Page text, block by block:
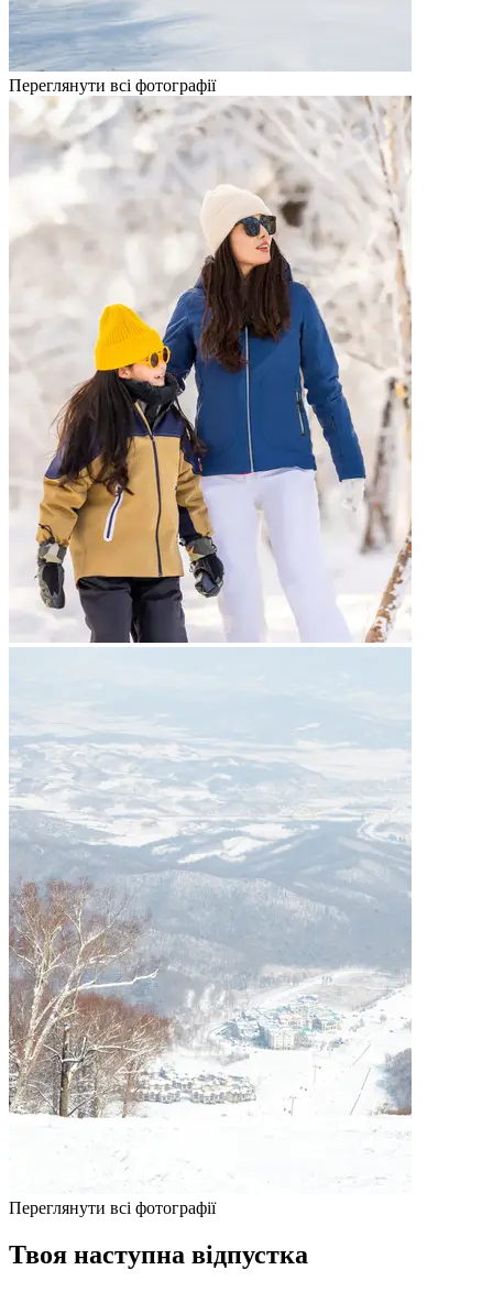
Переглянути всі фотографії
Переглянути всі фотографії
Твоя наступна відпустка